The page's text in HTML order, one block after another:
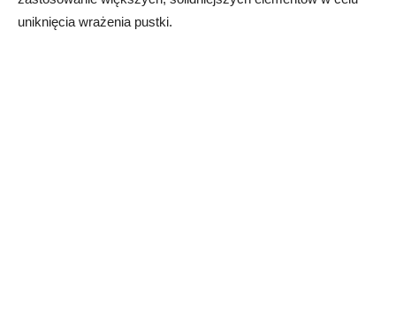
uniknięcia wrażenia pustki.